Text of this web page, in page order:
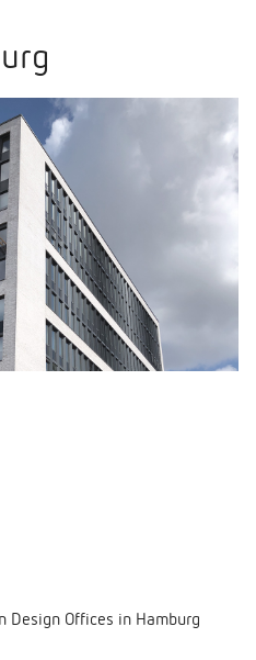
Design Offices in Hamburg